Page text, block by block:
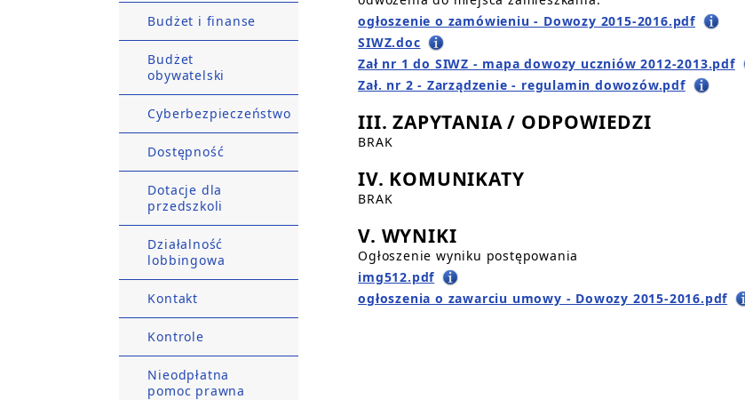
Budżet i finanse
Budżet
obywatelski
Cyberbezpieczeństwo
Dostępność
Dotacje dla
przedszkoli
Działalność
lobbingowa
Kontakt
Kontrole
Nieodpłatna
pomoc prawna
ogłoszenie o zamówieniu - Dowozy 2015-2016.pdf
SIWZ.doc
Zał nr 1 do SIWZ - mapa dowozy uczniów 2012-2013.pdf
Zał. nr 2 - Zarządzenie - regulamin dowozów.pdf
III. ZAPYTANIA / ODPOWIEDZI
BRAK
IV. KOMUNIKATY
BRAK
V. WYNIKI
Ogłoszenie wyniku postępowania
img512.pdf
ogłoszenia o zawarciu umowy - Dowozy 2015-2016.pdf